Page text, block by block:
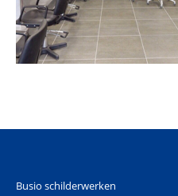
Busio schilderwerken